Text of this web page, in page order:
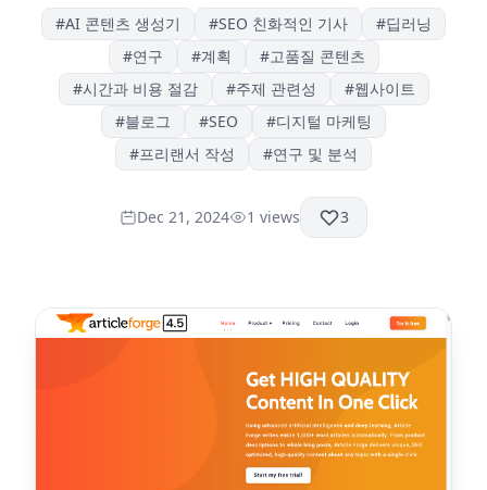
#AI 콘텐츠 생성기 #SEO 친화적인 기사 #딥러닝
#연구 #계획 #고품질 콘텐츠
#시간과 비용 절감 #주제 관련성 #웹사이트
#블로그 #SEO #디지털 마케팅
#프리랜서 작성 #연구 및 분석
Dec 21, 2024 1 views 3